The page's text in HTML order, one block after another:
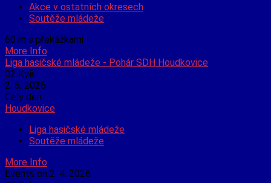
Akce v ostatních okresech
Soutěže mládeže
60 m s překážkami
More Info
Liga hasičské mládeže - Pohár SDH Houdkovice
02 Kvě
2. 5. 2026
Celý den
Houdkovice
Liga hasičské mládeže
Soutěže mládeže
More Info
Events on 2. 4. 2026